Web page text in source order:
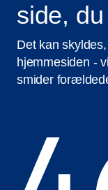
side,
Det kan
hjemmesiden -
smider